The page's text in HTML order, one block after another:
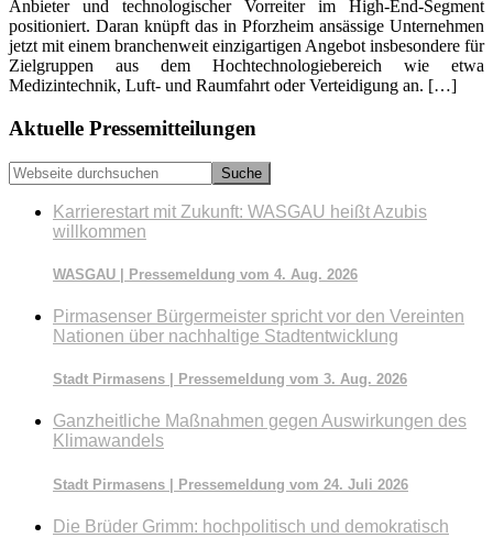
Anbieter und technologischer Vorreiter im High-End-Segment
positioniert. Daran knüpft das in Pforzheim ansässige Unternehmen
jetzt mit einem branchenweit einzigartigen Angebot insbesondere für
Zielgruppen aus dem Hochtechnologiebereich wie etwa
Medizintechnik, Luft- und Raumfahrt oder Verteidigung an. […]
Seitenspalte
Aktuelle Pressemitteilungen
Webseite
durchsuchen
Karrierestart mit Zukunft: WASGAU heißt Azubis
willkommen
WASGAU | Pressemeldung vom 4. Aug. 2026
Pirmasenser Bürgermeister spricht vor den Vereinten
Nationen über nachhaltige Stadtentwicklung
Stadt Pirmasens | Pressemeldung vom 3. Aug. 2026
Ganzheitliche Maßnahmen gegen Auswirkungen des
Klimawandels
Stadt Pirmasens | Pressemeldung vom 24. Juli 2026
Die Brüder Grimm: hochpolitisch und demokratisch